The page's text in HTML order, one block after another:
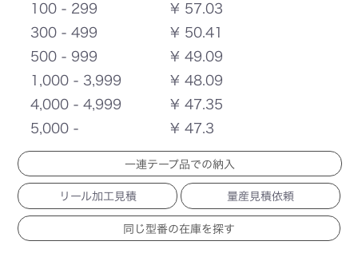
100 - 299
¥ 57.03
300 - 499
¥ 50.41
500 - 999
¥ 49.09
1,000 - 3,999
¥ 48.09
4,000 - 4,999
¥ 47.35
5,000 -
¥ 47.3
一連テープ品での納入
リール加工見積 量産見積依頼